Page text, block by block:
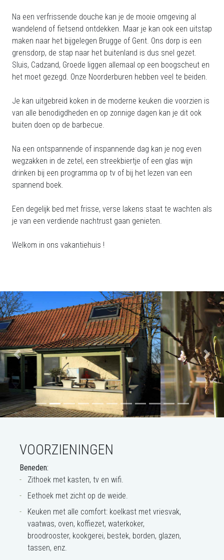
Na een verfrissende douche kan je de mooie omgeving al
wandelend of fietsend ontdekken. Maar je kan ook een uitstap
maken naar het bijgelegen Brugge of Gent. Ons dorp is een
grensdorp, de stap naar het buitenland is dus snel gezet.
Sluis, Cadzand, Groede liggen allemaal op een boogscheut en
het moet gezegd. Onze Noorderburen hebben veel te beiden.
Je kan uitgebreid koken in de moderne keuken die voorzien is
van alle benodigdheden en op zonnige dagen kan je dit ook
buiten doen op de barbecue.
Na een ontspannende of inspannende dag kan je nog even
wegzakken in de zetel, een streekbiertje of een glas wijn
drinken bij een programma op tv of bij het lezen van een
spannend boek.
Een degelijk bed met frisse, verse lakens staat te wachten als
je van een verdiende nachtrust gaan genieten.
Welkom in ons vakantiehuis !
Previous Next
VOORZIENINGEN
Beneden:
Zithoek met kasten, tv en wifi.
Eethoek met zicht op de weide.
Keuken met alle comfort: koelkast met vriesvak,
vaatwas, oven, koffiezet, waterkoker,
broodrooster, kookgerei, bestek, borden, glazen,
tassen, enz.